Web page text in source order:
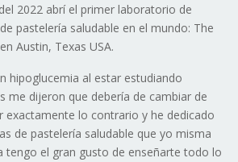
2022 abrí el primer laboratorio de
pastelería saludable en el mundo: The
Austin, Texas USA.
hipoglucemia al estar estudiando
me dijeron que debería de cambiar de
exactamente lo contrario y he dedicado
de pastelería saludable que yo misma
el gran gusto de enseñarte todo lo